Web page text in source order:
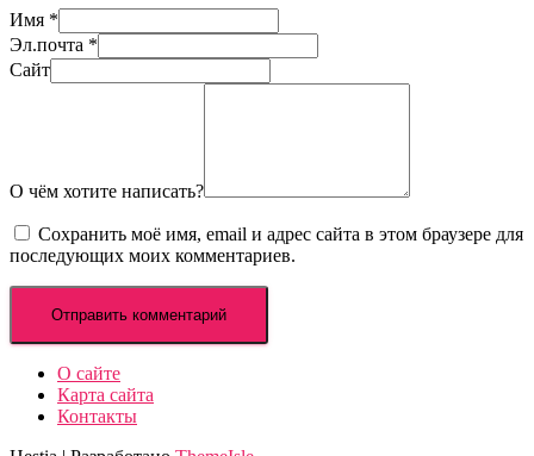
Имя *
Эл.почта *
Сайт
О чём хотите написать?
Сохранить моё имя, email и адрес сайта в этом браузере для
последующих моих комментариев.
О сайте
Карта сайта
Контакты